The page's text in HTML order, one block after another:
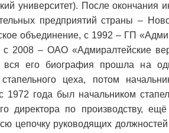
университет). После окончания
предприятий страны –
объединение, с 1992 – ГП
2008 – ОАО «Адмиралтейские
его биография прошла на
цеха, потом
1972 года был начальником
директора по производству,
цепочку руководящих